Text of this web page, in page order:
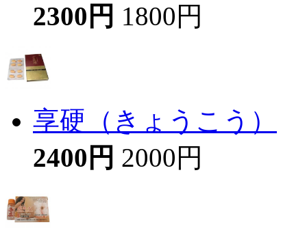
2300円 1800円
享硬（きょうこう）
2400円 2000円